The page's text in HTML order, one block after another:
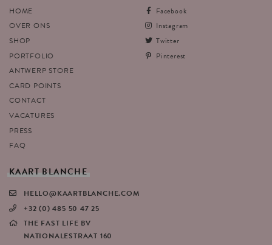
HOME
OVER ONS
SHOP
PORTFOLIO
ANTWERP STORE
CARD POINTS
CONTACT
VACATURES
PRESS
FAQ
Facebook
Instagram
Twitter
Pinterest
KAART BLANCHE
HELLO@KAARTBLANCHE.COM
+32 (0) 485 50 47 25
THE FAST LIFE BV
NATIONALESTRAAT 160